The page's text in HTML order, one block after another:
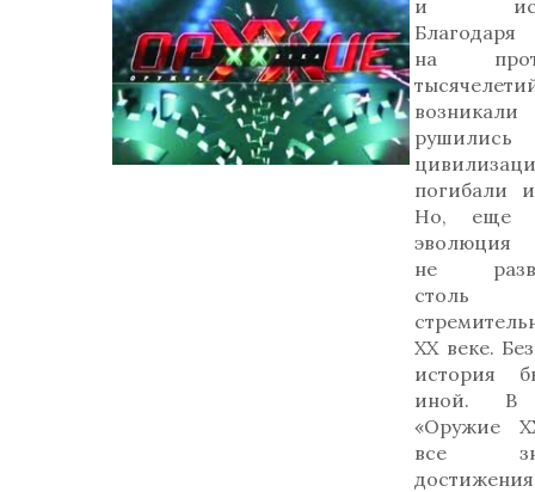
и
на
рушились
погибали
Но, еще
эволюция
не
столь
ХХ веке.
история
иной. В
«Оружие
все
достижения